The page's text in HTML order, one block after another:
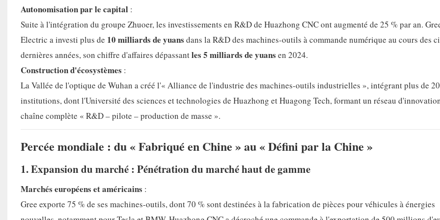
Autonomisation par le capital:
Suite à l'intégration du groupe Zhuoer, les investissements en R&D de Huazhong CNC ont augmenté de 25 % par an.
Electric a investi plus de 10 milliards de yuans dans la R&D des machines-outils à commande numérique au cours des
dernières années, son chiffre d'affaires dépassantles 5 milliards de yuans en 2024.
Construction d'écosystèmes :
La Vallée de l'optique de Wuhan a créé l'« Alliance de l'industrie des machines-outils industrielles », intégrant plus de
institutions, dont l'Université des sciences et technologies de Huazhong et Huagong Tech, formant un réseau
chaîne complète « R&D – pilote – production de masse ».
Percée mondiale : du « Fabriqué en Chine » au « Défini par la Chine »
1. Expansion du marché : Pénétration du marché haut de gamme
Marchés européens et américains :
Gree exporte 75 % de ses machines-outils, dont 70 % sont destinées à la fabrication de pièces pour véhicules à énergies